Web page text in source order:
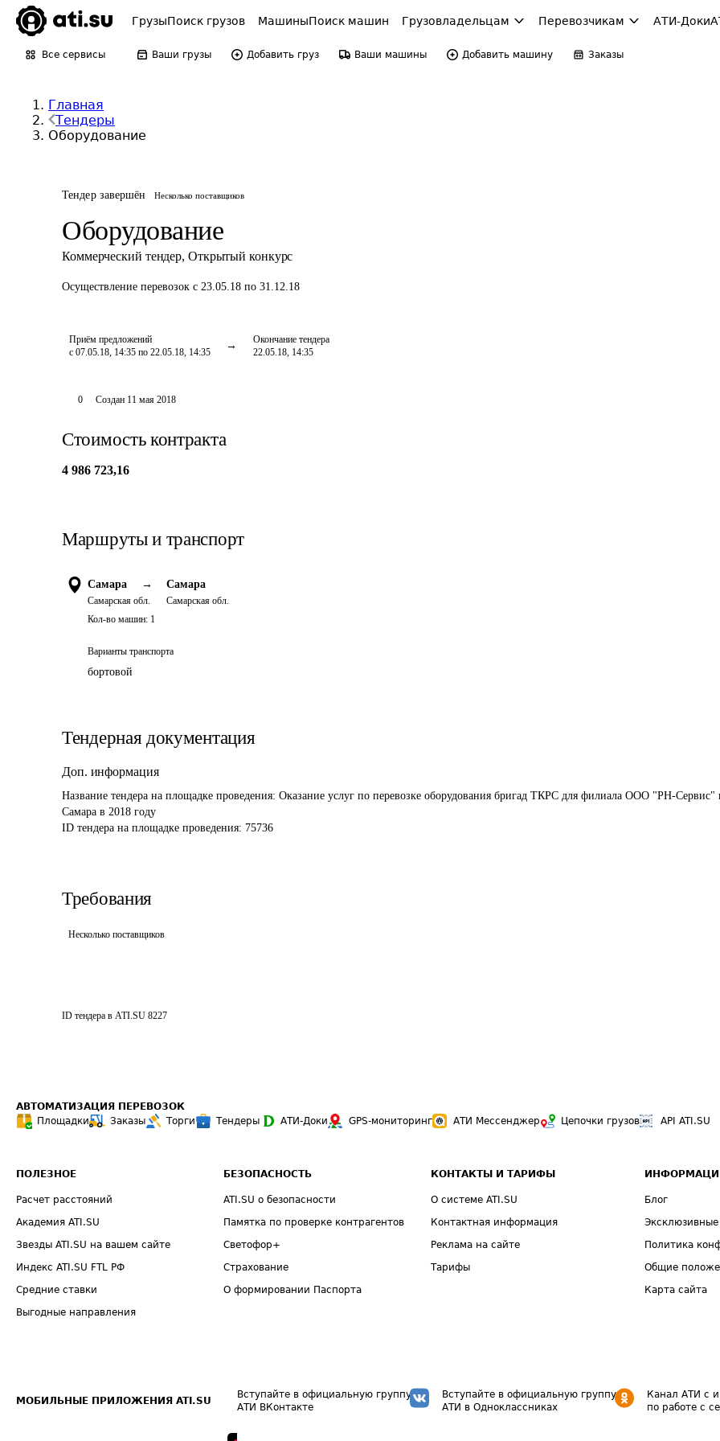
ГрузыПоиск грузов МашиныПоиск машин Грузовладельцам Перевозчикам АТИ-Доки
Все сервисы Ваши грузы Добавить груз Ваши машины Добавить машину Заказы
Главная
Тендеры
Оборудование
Тендер завершён Несколько поставщиков
Оборудование
Коммерческий тендер, Открытый конкурс
Осуществление перевозок с 23.05.18 по 31.12.18
Приём предложений
с 07.05.18, 14:35 по 22.05.18, 14:35
Окончание тендера
22.05.18, 14:35
0 Создан 11 мая 2018
Стоимость контракта
4 986 723,16
Маршруты и транспорт
Самара →
Самарская обл.
Самара
Самарская обл.
Кол-во машин: 1
Варианты транспорта
бортовой
Тендерная документация
Доп. информация
Название тендера на площадке проведения: Оказание услуг по перевозке оборудования бригад ТКРС для филиала ООО "РН-Сервис"
Самара в 2018 году
ID тендера на площадке проведения: 75736
Требования
Несколько поставщиков
ID тендера в ATI.SU 8227
АВТОМАТИЗАЦИЯ ПЕРЕВОЗОК
Площадки
Заказы Торги Тендеры АТИ-Доки GPS-мониторинг АТИ Мессенджер Цепочки грузов API ATI.SU
ПОЛЕЗНОЕ
Расчет расстояний
Академия ATI.SU
Звезды ATI.SU на вашем сайте
Индекс ATI.SU FTL РФ
Средние ставки
Выгодные направления
БЕЗОПАСНОСТЬ
ATI.SU о безопасности
Памятка по проверке контрагентов
Светофор+
Страхование
О формировании Паспорта
КОНТАКТЫ И ТАРИФЫ
О системе ATI.SU
Контактная информация
Реклама на сайте
Тарифы
Блог
Политика
Общие
Карта сайта
МОБИЛЬНЫЕ ПРИЛОЖЕНИЯ ATI.SU
Вступайте в официальную группу
АТИ ВКонтакте
Вступайте в официальную группу
АТИ в Одноклассниках
Канал АТИ с
по работе с